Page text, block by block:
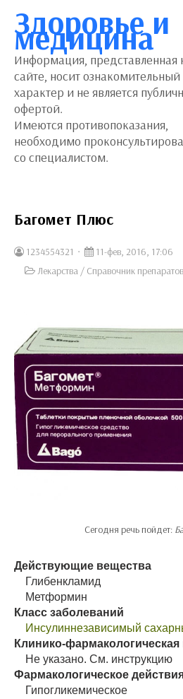
Здоровье и
медицина
Информация, представленная
сайте, носит ознакомительный
характер и не является
офертой.
Имеются противопоказания,
необходимо
со специалистом.
Багомет Плюс
1234554321
11-фев, 2016, 17:06
Лекарства / Справочник препаратов
Сегодня речь пойдет:
Действующие вещества
Глибенкламид
Метформин
Класс заболеваний
Инсулиннезависимый
Клинико-фармакологическая
Не указано. См. инструкцию
Фармакологическое
Гипогликемическое